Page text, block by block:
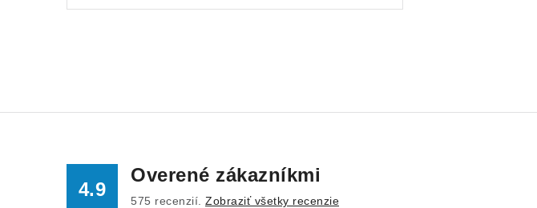
4.9
Overené zákazníkmi
575 recenzií. Zobraziť všetky recenzie